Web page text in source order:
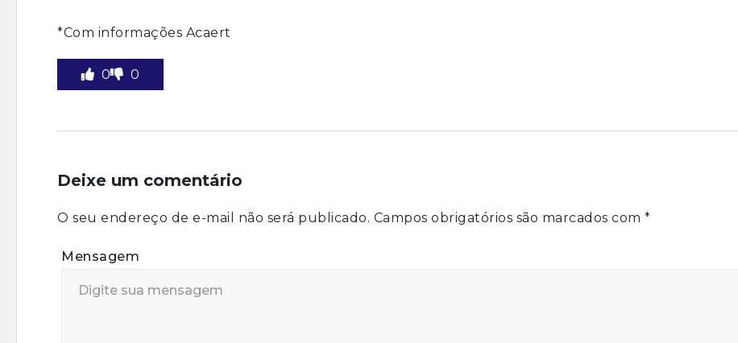
*Com informações Acaert
0 0
Deixe um comentário
O seu endereço de e-mail não será publicado. Campos obrigatórios são marcados com *
Mensagem